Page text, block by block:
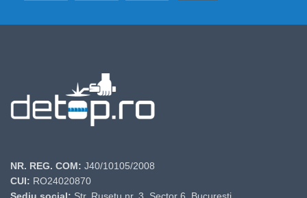
NR. REG. COM: J40/10105/2008
CUI: RO24020870